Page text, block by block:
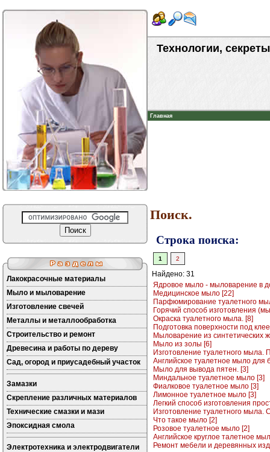
Технологии,
Главная
Лакокрасочные материалы
Мыло и мыловарение
Изготовление свечей
Металлы и металлообработка
Строительство и ремонт
Древесина и работы по дереву
Сад, огород и приусадебный участок
Замазки
Скрепление различных материалов
Технические смазки и мази
Эпоксидная смола
Электротехника и электродвигатели
Поиск.
Строка поиска:
1 2
Найдено: 31
Ядровое мыло - мыловарение в
Медицинское мыло [22]
Парфюмирование туалетного
Горячий способ изготовления
Окраска туалетного мыла. [8]
Подготовка поверхности под
Мыловарение из синтетических
Мыло из золы [6]
Изготовление туалетного мыла.
Английское туалетное мыло для
Мыло для вывода пятен. [3]
Миндальное туалетное мыло [3]
Фиалковое туалетное мыло [3]
Лимонное туалетное мыло [3]
Легкий способ изготовления
Изготовление туалетного мыла.
Что такое мыло [2]
Розовое туалетное мыло [2]
Английское круглое талетное
Ремонт мебели и деревянных